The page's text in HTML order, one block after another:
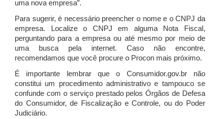
uma nova empresa”.
Para sugerir, é necessário preencher o nome e o CNPJ da
empresa. Localize o CNPJ em alguma Nota Fiscal,
perguntando para a empresa ou até mesmo por meio de
uma busca pela internet. Caso não encontre,
recomendamos que você procure o Procon mais próximo.
É importante lembrar que o Consumidor.gov.br não
constitui um procedimento administrativo e tampouco se
confunde com o serviço prestado pelos Órgãos de Defesa
do Consumidor, de Fiscalização e Controle, ou do Poder
Judiciário.